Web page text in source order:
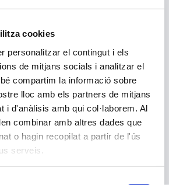
cookies
personalitzar el contingut i els
de mitjans socials i analitzar el
compartim la informació sobre
lloc amb els partners de mitjans
i d'anàlisis amb qui col·laborem. Al
combinar amb altres dades que
o hagin recopilat a partir de l'ús
serveis.
en els Projectes de
coses: els seus edificis